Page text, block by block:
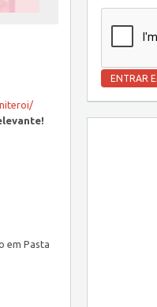
em Pasta